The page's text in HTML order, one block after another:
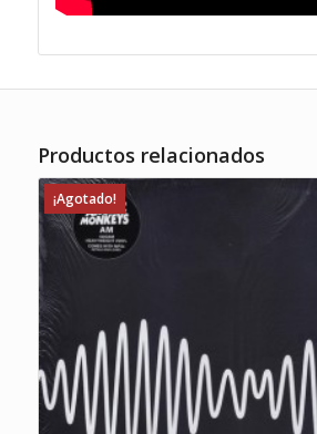
Productos relacionados
¡Agotado!